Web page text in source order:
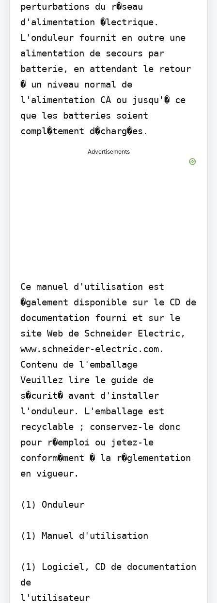
perturbations du r�seau
d'alimentation �lectrique.
L'onduleur fournit en outre une
alimentation de secours par
batterie, en attendant le retour
� un niveau normal de
l'alimentation CA ou jusqu'� ce
que les batteries soient
compl�tement d�charg�es.
Advertisements
Ce manuel d'utilisation est
�galement disponible sur le CD de
documentation fourni et sur le
site Web de Schneider Electric,
www.schneider-electric.com.
Contenu de l'emballage
Veuillez lire le guide de
s�curit� avant d'installer
l'onduleur. L'emballage est
recyclable ; conservez-le donc
pour r�emploi ou jetez-le
conform�ment � la r�glementation
en vigueur.
(1) Onduleur
(1) Manuel d'utilisation
(1) Logiciel, CD de documentation
de
l'utilisateur